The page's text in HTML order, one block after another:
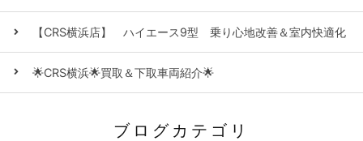
【CRS横浜店】 ハイエース9型 乗り心地改善＆室内快適化
🌟CRS横浜🌟買取＆下取車両紹介🌟
ブログカテゴリ